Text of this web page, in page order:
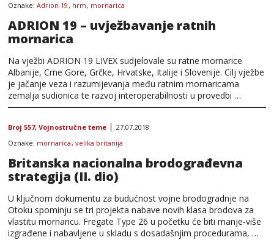
Oznake: Adrion 19, hrm, mornarica
ADRION 19 – uvježbavanje ratnih
mornarica
Na vježbi ADRION 19 LIVEX sudjelovale su ratne mornarice
Albanije, Crne Gore, Grčke, Hrvatske, Italije i Slovenije. Cilj vježbe
je jačanje veza i razumijevanja među ratnim mornaricama
zemalja sudionica te razvoj interoperabilnosti u provedbi …
Broj 557, Vojnostručne teme
27.07.2018
Oznake: mornarica, velika britanija
Britanska nacionalna brodograđevna
strategija (II. dio)
U ključnom dokumentu za budućnost vojne brodogradnje na
Otoku spominju se tri projekta nabave novih klasa brodova za
vlastitu mornaricu. Fregate Type 26 u početku će biti manje-više
izgrađene i nabavljene u skladu s dosadašnjim procedurama, …